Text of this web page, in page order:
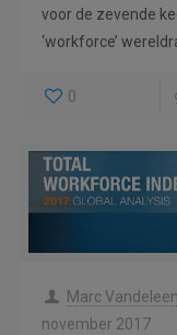
voor de zevende
‘workforce’
0
Marc
november 2017